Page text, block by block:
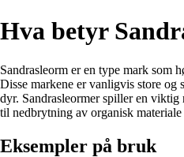
Hva betyr
Sandrasleorm er en type mark som
Disse markene er vanligvis store
dyr. Sandrasleormer spiller en
til nedbrytning av organisk
Eksempler på bruk